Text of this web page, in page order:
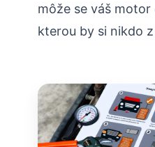
môže se váš
kterou by si nikdo